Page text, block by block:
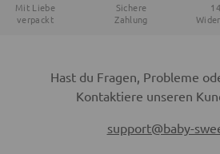
Mit Liebe
verpackt
Sichere
Zahlung
Hast du Fragen, Probleme
Kontaktiere unseren
support@baby-